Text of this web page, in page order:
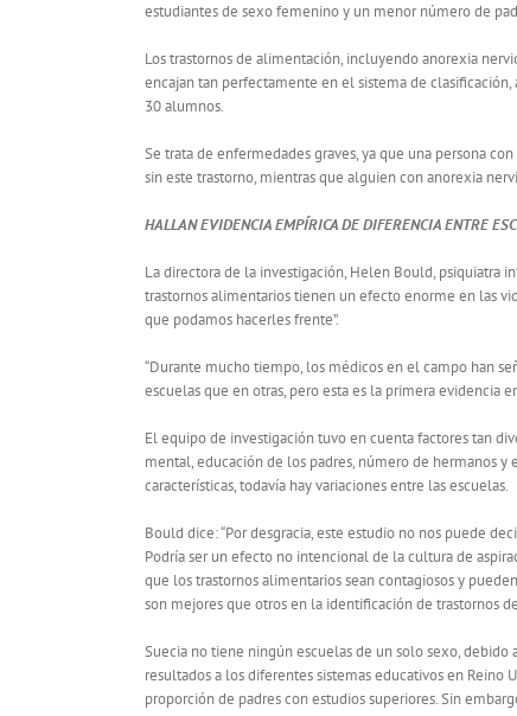
estudiantes de sexo femenino y un menor número de
Los trastornos de alimentación, incluyendo anorexia
encajan tan perfectamente en el sistema de
30 alumnos.
Se trata de enfermedades graves, ya que una persona
sin este trastorno, mientras que alguien con anorexia
HALLAN EVIDENCIA EMPÍRICA DE DIFERENCIA ENTRE
La directora de la investigación, Helen Bould, psiquiatra
trastornos alimentarios tienen un efecto enorme en las
que podamos hacerles frente”.
“Durante mucho tiempo, los médicos en el campo han
escuelas que en otras, pero esta es la primera evidencia
El equipo de investigación tuvo en cuenta factores tan
mental, educación de los padres, número de hermanos
características, todavía hay variaciones entre las escuelas.
Bould dice: “Por desgracia, este estudio no nos puede
Podría ser un efecto no intencional de la cultura de
que los trastornos alimentarios sean contagiosos y
son mejores que otros en la identificación de trastornos
Suecia no tiene ningún escuelas de un solo sexo,
resultados a los diferentes sistemas educativos en Reino
proporción de padres con estudios superiores. Sin